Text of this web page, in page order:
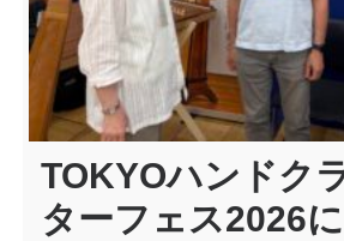
TOKYOハンドク
ターフェス2026